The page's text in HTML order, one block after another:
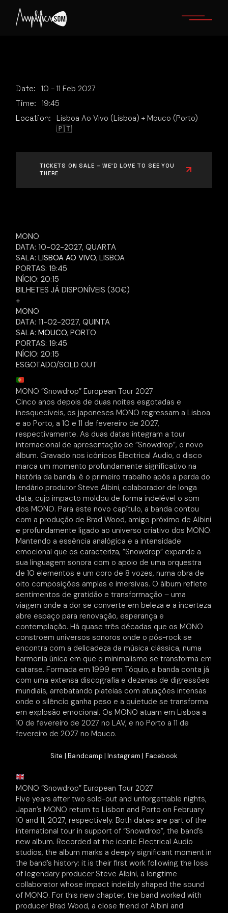
content
Date: 10 - 11 Feb 2027
Time: 19:45
Location:
Lisboa Ao Vivo (Lisboa) + Mouco (Porto)
🇵🇹
TICKETS ON SALE – WE’D LOVE TO SEE YOU
THERE
MONO
DATA: 10-02-2027, QUARTA
SALA:LISBOA AO VIVO, LISBOA
PORTAS: 19:45
INÍCIO: 20:15
BILHETES JÁ DISPONÍVEIS (30€)
+
MONO
DATA: 11-02-2027, QUINTA
SALA:MOUCO, PORTO
PORTAS: 19:45
INÍCIO: 20:15
ESGOTADO/SOLD OUT
MONO ​”Snowdrop​” European Tour 2027
Cinco anos depois de duas noites esgotadas e
inesquecíveis, os japoneses MONO regressam a Lisboa
e ao Porto, a 10 e 11 de fevereiro de 2027,
respectivamente. As duas datas integram a tour
internacional de apresentação de ​”Snowdrop​”, o novo
álbum. Gravado nos icónicos Electrical Audio, o disco
marca um momento profundamente significativo na
história da banda: é o primeiro trabalho após a perda do
lendário produtor Steve Albini, colaborador de longa
data, cujo impacto moldou de forma indelével o som
dos MONO. Para este novo capítulo, a banda contou
com a produção de Brad Wood, amigo próximo de Albini
e profundamente ligado ao universo criativo dos MONO.
Mantendo a essência analógica e a intensidade
emocional que os caracteriza, ​”Snowdrop​” expande a
sua linguagem sonora com o apoio de uma orquestra
de 10 elementos e um coro de 8 vozes, numa obra de
oito composições amplas e imersivas. O álbum reflete
sentimentos de gratidão e transformação​ – uma
viagem onde a dor se converte em beleza e a incerteza
abre espaço para renovação, esperança e
contemplação. Há quase três décadas que os MONO
constroem universos sonoros onde o pós-rock se
encontra com a delicadeza da música clássica, numa
harmonia única em que o minimalismo se transforma em
catarse. Formada em 1999 em Tóquio, a banda conta já
com uma extensa discografia e dezenas de digressões
mundiais, arrebatando plateias com atuações intensas
onde o silêncio ganha peso e a quietude se transforma
em explosão emocional. Os MONO atuam em Lisboa a
10 de fevereiro de 2027 no LAV, e no Porto a 11 de
fevereiro de 2027 no Mouco.
Site |Bandcamp |Instagram | Facebook
MONO “Snowdrop” European Tour 2027
Five years after two sold-out and unforgettable nights,
Japan’s MONO return to Lisbon and Porto on February
10 and 11, 2027, respectively. Both dates are part of the
international tour in support of “Snowdrop”, the band’s
new album. Recorded at the iconic Electrical Audio
studios, the album marks a deeply significant moment in
the band’s history: it is their first work following the loss
of legendary producer Steve Albini, a longtime
collaborator whose impact indelibly shaped the sound
of MONO. For this new chapter, the band worked with
producer Brad Wood, a close friend of Albini and